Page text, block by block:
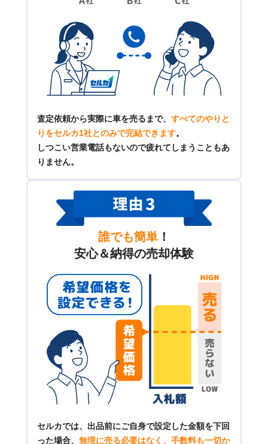
査定依頼から実際に車を売るまで、 すべてのやりと
りをセルカ1社とのみで完結できます。
しつこい営業電話もないので疲れてしまうこともあ
りません。
誰でも簡単 ！
安心＆納得の売却体験
セルカでは、出品前にご自身で設定した金額を下回
った場合、 無理に売る必要はなく、手数料も一切か